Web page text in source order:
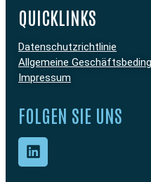
QUICKLINKS
Datenschutzrichtlinie
Allgemeine
Impressum
FOLGEN SIE UNS